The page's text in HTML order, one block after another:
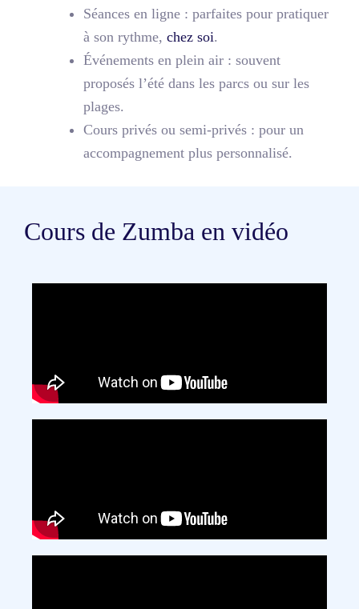
Séances en ligne : parfaites pour pratiquer
à son rythme, chez soi.
Événements en plein air : souvent
proposés l’été dans les parcs ou sur les
plages.
Cours privés ou semi-privés : pour un
accompagnement plus personnalisé.
Cours de Zumba en vidéo